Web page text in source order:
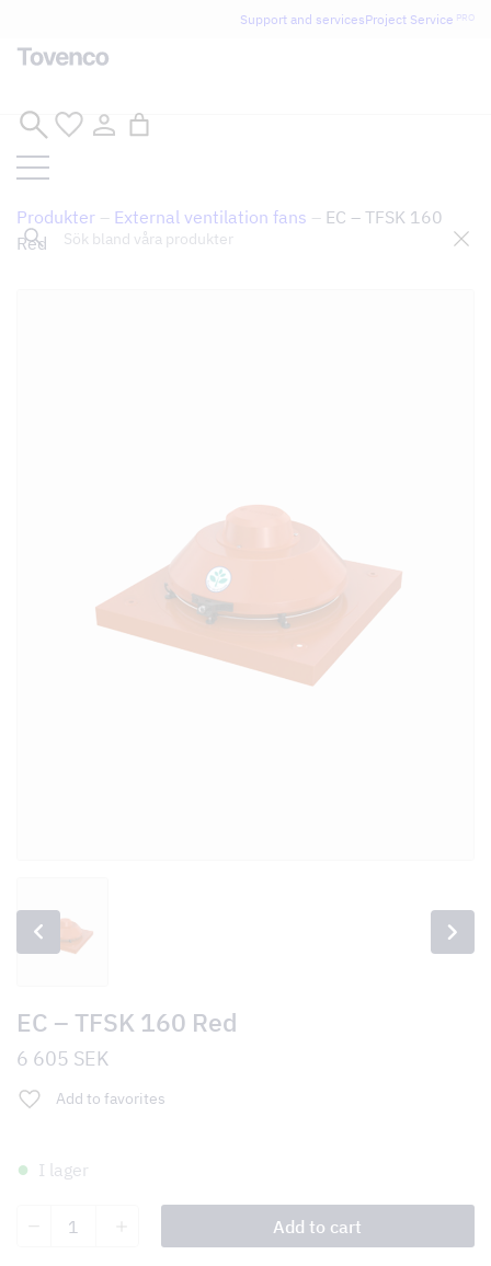
Glad Sommar! Tovencos bostadssektion håller
semesterstängt under vecka 29–31. Storköksverksamheten
Skip
content
Support and servicesProject Service PRO
Sök
Produkter – External ventilation fans – EC – TFSK 160
Red
EC – TFSK 160 Red
6 605 SEK
Add to favorites
I lager
Add to cart